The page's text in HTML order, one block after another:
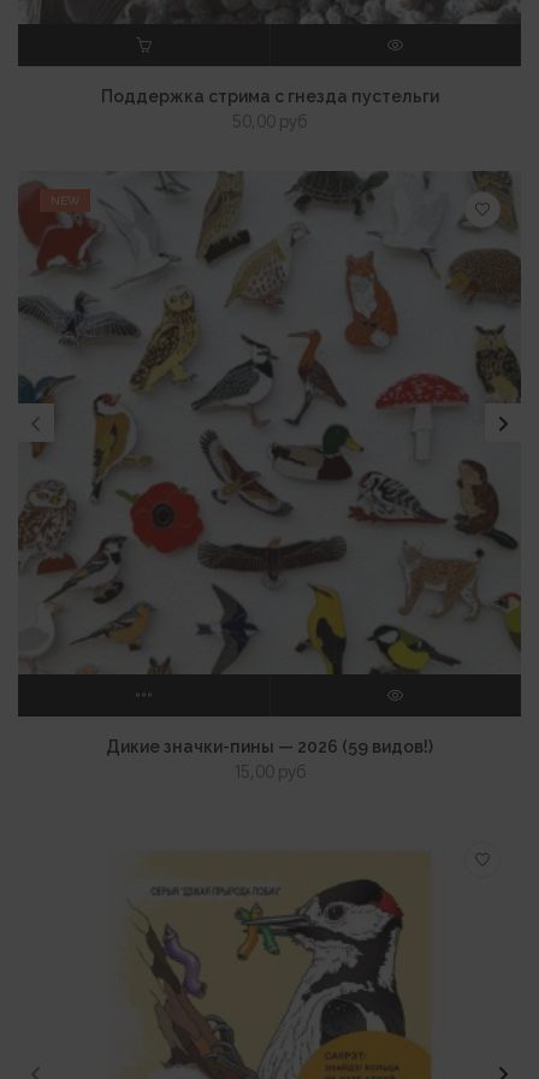
В КОРЗИНУ
Поддержка стрима с гнезда пустельги
50,00 руб
NEW
ВЫБЕРИТЕ ПАРАМЕТРЫ ПРОСМОТР
Дикие значки-пины — 2026 (59 видов!)
15,00 руб